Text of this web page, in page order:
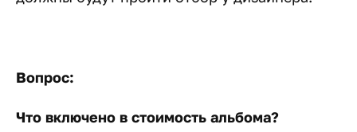
Вопрос:
Что включено в стоимость альбома?